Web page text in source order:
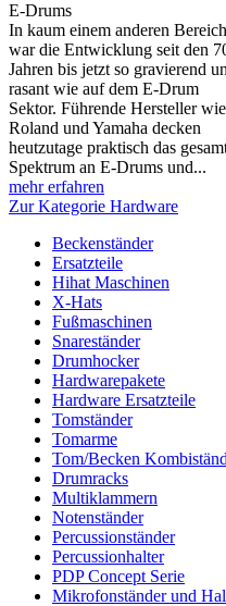
E-Drums
In kaum einem anderen Bereich
war die Entwicklung seit den
Jahren bis jetzt so gravierend
rasant wie auf dem E-Drum
Sektor. Führende Hersteller wie
Roland und Yamaha decken
heutzutage praktisch das
Spektrum an E-Drums und...
mehr erfahren
Zur Kategorie Hardware
Beckenständer
Ersatzteile
Hihat Maschinen
X-Hats
Fußmaschinen
Snareständer
Drumhocker
Hardwarepakete
Hardware Ersatzteile
Tomständer
Tomarme
Tom/Becken
Drumracks
Multiklammern
Notenständer
Percussionständer
Percussionhalter
PDP Concept Serie
Mikrofonständer und